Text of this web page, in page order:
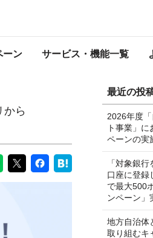
ーン サービス・機能一覧
知らせ
から
最近の投
2026年度
ト事業」
ペーンの実
「対象銀
口座に登録
で最大500
ンペーン」
地方自治体
取り組むキ